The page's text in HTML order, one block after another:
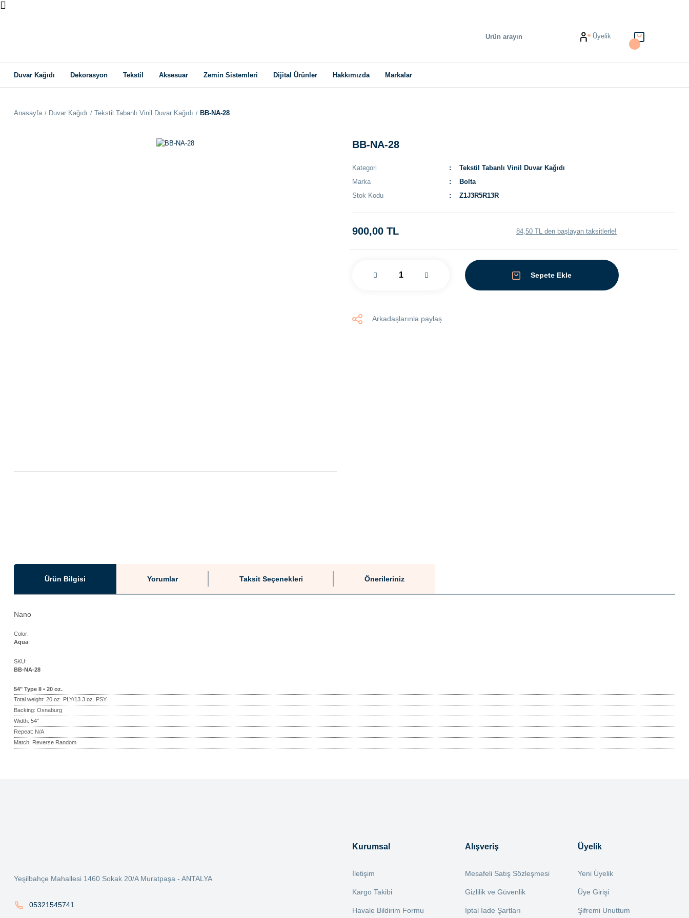
Üyelik
Duvar Kağıdı Dekorasyon Tekstil Aksesuar Zemin Sistemleri Dijital Ürünler Hakkımızda Markalar
Anasayfa Duvar Kağıdı Tekstil Tabanlı Vinil Duvar Kağıdı BB-NA-28
BB-NA-28
Kategori
Tekstil Tabanlı Vinil Duvar Kağıdı
Marka
Bolta
Stok Kodu
Z1J3R5R13R
900,00 TL 84,50 TL den başlayan taksitlerle!
Sepete Ekle
Arkadaşlarınla paylaş
Ürün Bilgisi Yorumlar Taksit Seçenekleri Önerileriniz
Nano
Color:
Aqua
SKU:
BB-NA-28
54" Type II • 20 oz.
Total weight: 20 oz. PLY/13.3 oz. PSY
Backing: Osnaburg
Width: 54"
Repeat: N/A
Match: Reverse Random
Bu ürüne benzer farklı alternatifler olmalı.
Yeşilbahçe Mahallesi 1460 Sokak 20/A Muratpaşa - ANTALYA
05321545741
Kurumsal
İletişim
Kargo Takibi
Havale Bildirim Formu
Alışveriş
Mesafeli Satış Sözleşmesi
Gizlilik ve Güvenlik
İptal İade Şartları
Üyelik
Yeni Üyelik
Üye Girişi
Şifremi Unuttum